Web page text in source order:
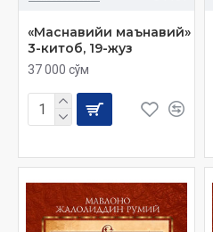
«Маснавийи маънавий»
3-китоб, 19-жуз
37 000 сўм